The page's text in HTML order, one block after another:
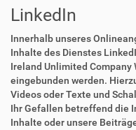
LinkedIn
Innerhalb unseres
Inhalte des Dienstes
Ireland Unlimited Company
eingebunden werden.
Videos oder Texte und
Ihr Gefallen betreffend die
Inhalte oder unsere